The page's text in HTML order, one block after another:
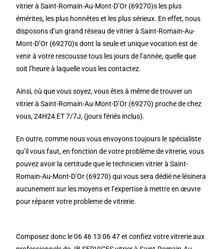
vitrier à Saint-Romain-Au-Mont-D’Or (69270)s les plus
émérites, les plus honnêtes et les plus sérieux. En effet, nous
disposons d’un grand réseau de vitrier à Saint-Romain-Au-
Mont-D’Or (69270)s dont la seule et unique vocation est de
venir à votre rescousse tous les jours de l’année, quelle que
soit l’heure à laquelle vous les contactez.
Ainsi, où que vous soyez, vous êtes à même de trouver un
vitrier à Saint-Romain-Au-Mont-D’Or (69270) proche de chez
vous, 24H24 ET 7/7J, (jours fériés inclus).
En outre, comme nous vous envoyons toujours le spécialiste
qu’il vous faut, en fonction de votre problème de vitrerie, vous
pouvez avoir la certitude que le technicien vitrier à Saint-
Romain-Au-Mont-D’Or (69270) qui vous sera dédié ne lésinera
aucunement sur les moyens et l’expertise à mettre en œuvre
pour réparer votre probleme de vitrerie.
Composez donc le 06 46 13 06 47 et confiez votre vitrerie aux